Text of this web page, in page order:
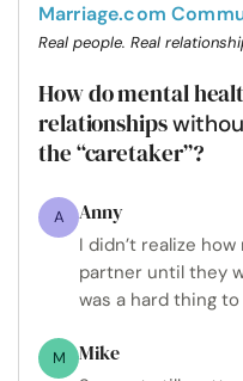
Marriage.com
Real people. Real
How do mental
relationships
the “caretaker”?
A Anny
I didn’t realize
partner until they
was a hard thing
M Mike